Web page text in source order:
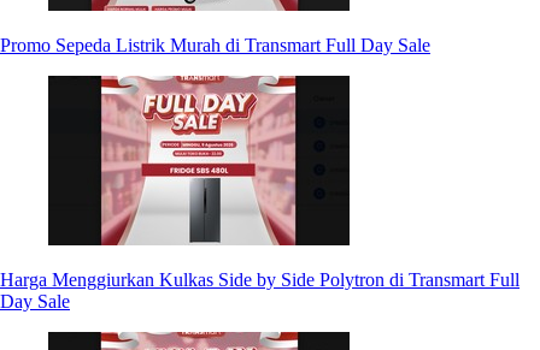
Promo Sepeda Listrik Murah di Transmart Full Day Sale
Harga Menggiurkan Kulkas Side by Side Polytron di Transmart Full
Day Sale